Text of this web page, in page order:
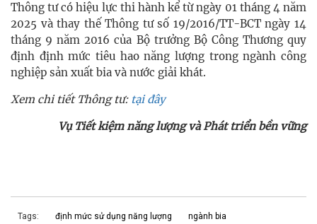
Thông tư có hiệu lực thi hành kể từ ngày 01 tháng 4 năm
2025 và thay thế Thông tư số 19/2016/TT-BCT ngày 14
tháng 9 năm 2016 của Bộ trưởng Bộ Công Thương quy
định định mức tiêu hao năng lượng trong ngành công
nghiệp sản xuất bia và nước giải khát.
Xem chi tiết Thông tư: tại đây
Vụ Tiết kiệm năng lượng và Phát triển bền vững
Tags: định mức sử dụng năng lượng ngành bia